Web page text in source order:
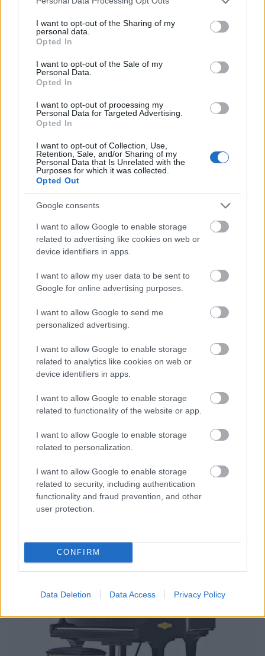
not limited to your visit or usage behaviour. You may click to
grant or deny consent to Google and its third-party tags to
use your data for below specified purposes in below Google
consent section.
I want to opt-out of the Sharing of my
personal data.
Opted In
I want to opt-out of the Sale of my
Personal Data.
Opted In
I want to opt-out of processing my
Personal Data for Targeted Advertising.
Opted In
I want to opt-out of Collection, Use,
Retention, Sale, and/or Sharing of my
Personal Data that Is Unrelated with the
Purposes for which it was collected.
Opted Out
Google consents
I want to allow Google to enable storage
related to advertising like cookies on web or
device identifiers in apps.
I want to allow my user data to be sent to
Google for online advertising purposes.
I want to allow Google to send me
personalized advertising.
I want to allow Google to enable storage
related to analytics like cookies on web or
device identifiers in apps.
I want to allow Google to enable storage
related to functionality of the website or app.
I want to allow Google to enable storage
related to personalization.
I want to allow Google to enable storage
related to security, including authentication
functionality and fraud prevention, and other
user protection.
CONFIRM
Data Deletion Data Access Privacy Policy
• 2015. augusztus 25.
A dél-svéd Lund Egyetemen tanító, egyébként új-
zélandi nyomtatott gitárjairól, „nyomtatott
zenekaráról” ismert Olaf Diegel diákjaival mobil
betonprintert épített. A gép működését
ülőalkalmatossággal szemléltették. A projekt a
helsingborgi városi önkormányzattal való…
Az első sztereolitográfiával
nyomtatott hegedű
• 2015. augusztus 10.
A zene a 3D nyomtatás egyik legjobban mediatizált
alkalmazási területe, többek között hangszerek
alakíthatók ki egyéni ízlés szerint. A 3D Various is ezt
tette: áttetsző műgyantából nyomtatott…